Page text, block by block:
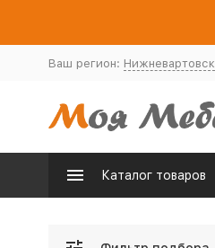
Ваш регион: Нижневартовск
Каталог товаров